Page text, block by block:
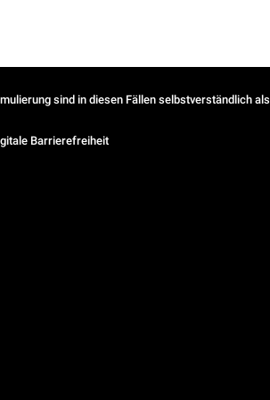
sind in diesen Fällen selbstverständlich als
Barrierefreiheit